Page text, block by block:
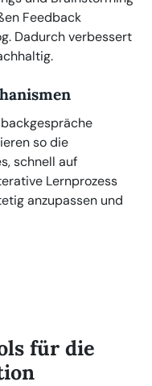
Feedback
Dadurch verbessert
so die
schnell auf
Lernprozess
anzupassen und
für die